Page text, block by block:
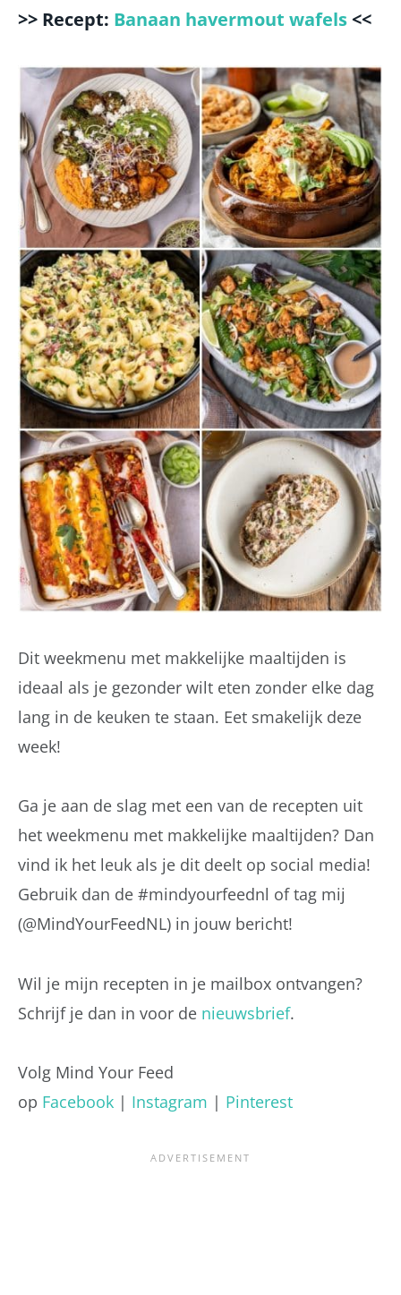
>> Recept: Banaan havermout wafels<<
Dit weekmenu met makkelijke maaltijden is
ideaal als je gezonder wilt eten zonder elke dag
lang in de keuken te staan. Eet smakelijk deze
week!
Ga je aan de slag met een van de recepten uit
het weekmenu met makkelijke maaltijden? Dan
vind ik het leuk als je dit deelt op social media!
Gebruik dan de #mindyourfeednl of tag mij
(@MindYourFeedNL) in jouw bericht!
Wil je mijn recepten in je mailbox ontvangen?
Schrijf je dan in voor de nieuwsbrief.
Volg Mind Your Feed
op Facebook | Instagram | Pinterest